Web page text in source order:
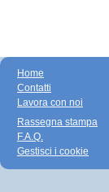
Home
Contatti
Lavora con noi
Rassegna stampa
F.A.Q.
Gestisci i cookie